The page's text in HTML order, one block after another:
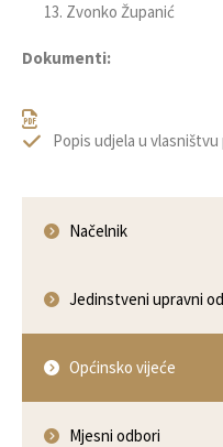
Zvonko Županić
Dokumenti:
Popis udjela u
Načelnik
Jedinstveni upravni
Općinsko vijeće
Mjesni odbori